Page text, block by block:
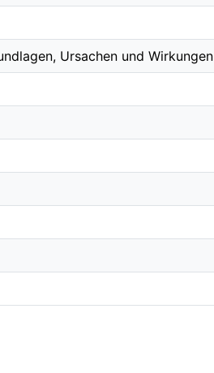
Ursachen und Wirkungen